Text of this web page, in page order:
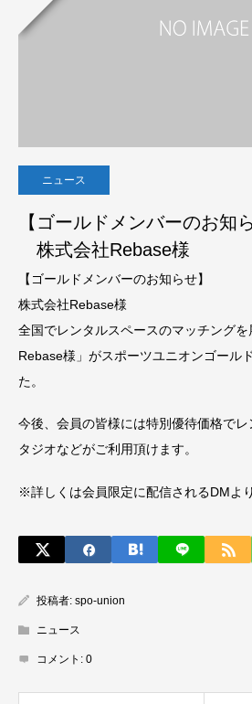
ニュース
【ゴールドメンバーのお知
株式会社Rebase様
【ゴールドメンバーのお知らせ】
株式会社Rebase様
全国でレンタルスペースのマッチング
Rebase様」がスポーツユニオンゴール
た。
今後、会員の皆様には特別優待価格で
タジオなどがご利用頂けます。
※詳しくは会員限定に配信されるDMよ
投稿者: spo-union
ニュース
コメント: 0